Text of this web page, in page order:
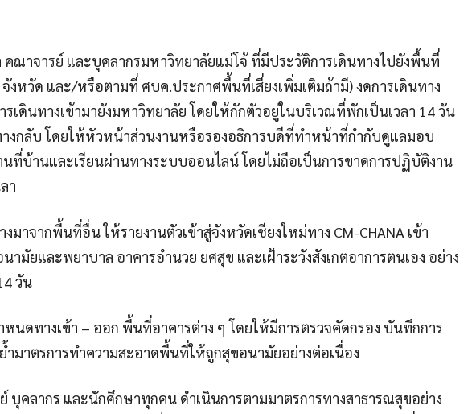
ณาจารย์ และบุคลากรมหาวิทยาลัยแม่โจ้ ที่มีประวัติการเดินทางไปยังพื้นที่
งหวัด และ/หรือตามที่ ศบค.ประกาศพื้นที่เสี่ยงเพิ่มเติมถ้ามี) งดการเดินทาง
เดินทางเข้ามายังมหาวิทยาลัย โดยให้กักตัวอยู่ในบริเวณที่พักเป็นเวลา 14 วัน
งกลับ โดยให้หัวหน้าส่วนงานหรือรองอธิการบดีที่ทำหน้าที่กำกับดูแลมอบ
ที่บ้านและเรียนผ่านทางระบบออนไลน์ โดยไม่ถือเป็นการขาดการปฏิบัติงาน
า
มาจากพื้นที่อื่น ให้รายงานตัวเข้าสู่จังหวัดเชียงใหม่ทาง CM-CHANA เข้า
ามัยและพยาบาล อาคารอำนวย ยศสุข และเฝ้าระวังสังเกตอาการตนเอง อย่าง
วัน
หนดทางเข้า – ออก พื้นที่อาคารต่าง ๆ โดยให้มีการตรวจคัดกรอง บันทึกการ
ำมาตรการทำความสะอาดพื้นที่ให้ถูกสุขอนามัยอย่างต่อเนื่อง
บุคลากร และนักศึกษาทุกคน ดำเนินการตามมาตรการทางสาธารณสุขอย่าง